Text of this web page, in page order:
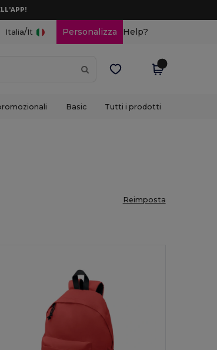
Italia/It Personalizza Help?
Basic Tutti i prodotti
Reimposta